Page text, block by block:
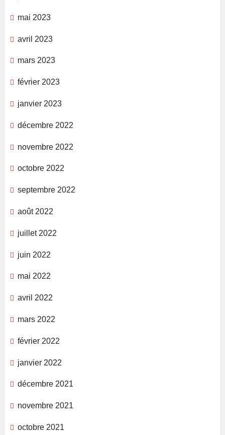
mai 2023
avril 2023
mars 2023
février 2023
janvier 2023
décembre 2022
novembre 2022
octobre 2022
septembre 2022
août 2022
juillet 2022
juin 2022
mai 2022
avril 2022
mars 2022
février 2022
janvier 2022
décembre 2021
novembre 2021
octobre 2021